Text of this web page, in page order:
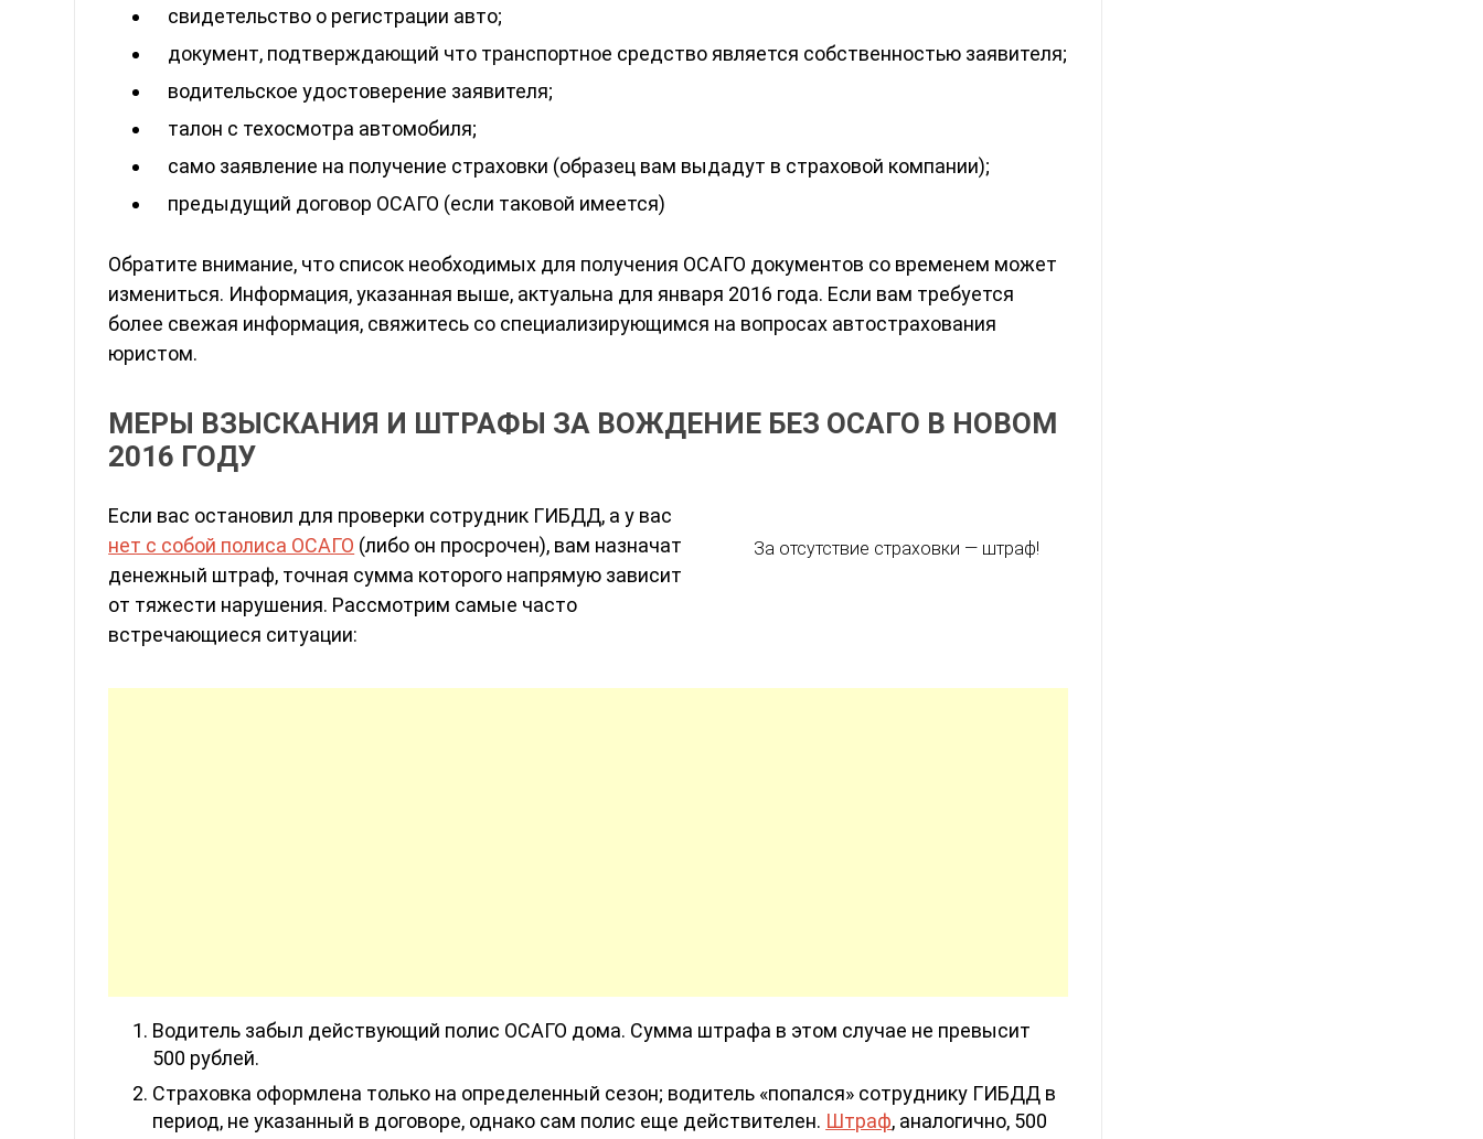
свидетельство о регистрации авто;
документ, подтверждающий что транспортное средство является собственностью заявителя;
водительское удостоверение заявителя;
талон с техосмотра автомобиля;
само заявление на получение страховки (образец вам выдадут в страховой компании);
предыдущий договор ОСАГО (если таковой имеется)
Обратите внимание, что список необходимых для получения ОСАГО документов со временем может
измениться. Информация, указанная выше, актуальна для января 2016 года. Если вам требуется
более свежая информация, свяжитесь со специализирующимся на вопросах автострахования
юристом.
МЕРЫ ВЗЫСКАНИЯ И ШТРАФЫ ЗА ВОЖДЕНИЕ БЕЗ ОСАГО В НОВОМ
2016 ГОДУ
За отсутствие страховки — штраф!
Если вас остановил для проверки сотрудник ГИБДД, а у вас
нет с собой полиса ОСАГО (либо он просрочен), вам назначат
денежный штраф, точная сумма которого напрямую зависит
от тяжести нарушения. Рассмотрим самые часто
встречающиеся ситуации:
Водитель забыл действующий полис ОСАГО дома. Сумма штрафа в этом случае не превысит
500 рублей.
Страховка оформлена только на определенный сезон; водитель «попался» сотруднику ГИБДД в
период, не указанный в договоре, однако сам полис еще действителен. Штраф, аналогично, 500